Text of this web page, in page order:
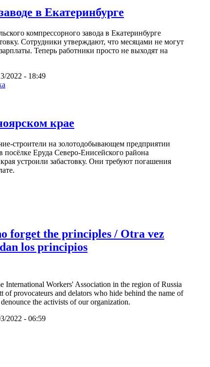
в Екатеринбурге
компрессорного завода в Екатеринбурге
Сотрудники утверждают, что месяцами не могут
Теперь работники просто не выходят на
2022 - 18:49
крае
строители на золотодобывающем предприятии
посёлке Еруда Северо-Енисейского района
устроили забастовку. Они требуют погашения
forget the principles / Otra vez
los principios
International Workers' Association in the region of Russia
of provocateurs and delators who hide behind the name of
the activists of our organization.
2022 - 06:59